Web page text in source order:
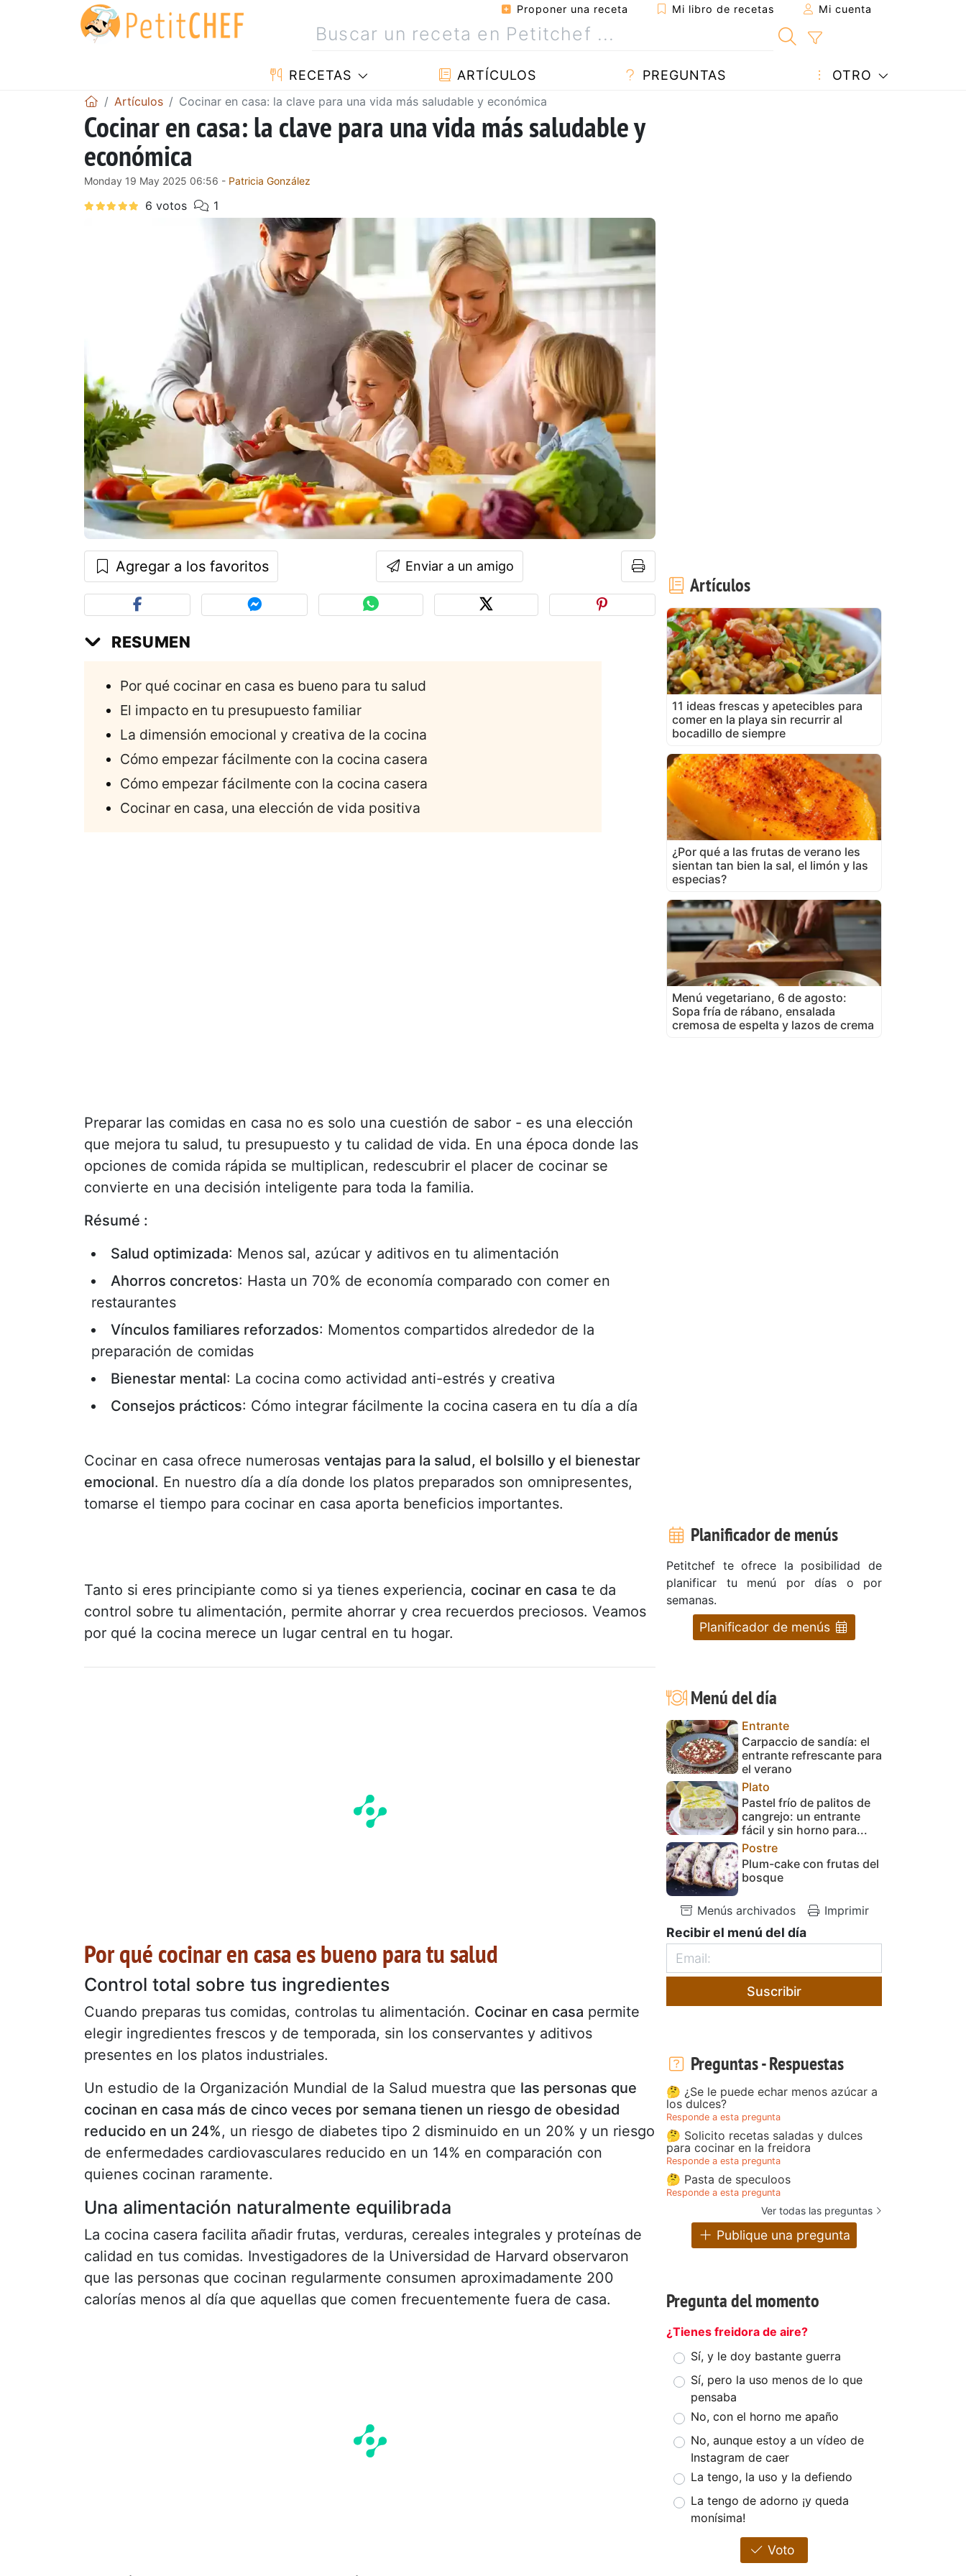
Proponer una receta Mi libro de recetas Mi cuenta
RECETAS ARTÍCULOS PREGUNTAS OTRO
Artículos Cocinar en casa: la clave para una vida más saludable y económica
Cocinar en casa: la clave para una vida más saludable y
económica
Monday 19 May 2025 06:56 - Patricia González
Agregar a los favoritos Enviar a un amigo
RESUMEN
Por qué cocinar en casa es bueno para tu salud
El impacto en tu presupuesto familiar
La dimensión emocional y creativa de la cocina
Cómo empezar fácilmente con la cocina casera
Cómo empezar fácilmente con la cocina casera
Cocinar en casa, una elección de vida positiva
Preparar las comidas en casa no es solo una cuestión de sabor - es una elección
que mejora tu salud, tu presupuesto y tu calidad de vida. En una época donde las
opciones de comida rápida se multiplican, redescubrir el placer de cocinar se
convierte en una decisión inteligente para toda la familia.
Résumé :
Salud optimizada: Menos sal, azúcar y aditivos en tu alimentación
Ahorros concretos: Hasta un 70% de economía comparado con comer en
restaurantes
Vínculos familiares reforzados: Momentos compartidos alrededor de la
preparación de comidas
Bienestar mental: La cocina como actividad anti-estrés y creativa
Consejos prácticos: Cómo integrar fácilmente la cocina casera en tu día a día
Cocinar en casa ofrece numerosas ventajas para la salud, el bolsillo y el bienestar
emocional. En nuestro día a día donde los platos preparados son omnipresentes,
tomarse el tiempo para cocinar en casa aporta beneficios importantes.
Tanto si eres principiante como si ya tienes experiencia, cocinar en casa te da
control sobre tu alimentación, permite ahorrar y crea recuerdos preciosos. Veamos
por qué la cocina merece un lugar central en tu hogar.
Por qué cocinar en casa es bueno para tu salud
Control total sobre tus ingredientes
Cuando preparas tus comidas, controlas tu alimentación. Cocinar en casa permite
elegir ingredientes frescos y de temporada, sin los conservantes y aditivos
presentes en los platos industriales.
Un estudio de la Organización Mundial de la Salud muestra que las personas que
cocinan en casa más de cinco veces por semana tienen un riesgo de obesidad
reducido en un 24%, un riesgo de diabetes tipo 2 disminuido en un 20% y un riesgo
de enfermedades cardiovasculares reducido en un 14% en comparación con
quienes cocinan raramente.
Una alimentación naturalmente equilibrada
La cocina casera facilita añadir frutas, verduras, cereales integrales y proteínas de
calidad en tus comidas. Investigadores de la Universidad de Harvard observaron
que las personas que cocinan regularmente consumen aproximadamente 200
calorías menos al día que aquellas que comen frecuentemente fuera de casa.
Artículos
11 ideas frescas y apetecibles para
comer en la playa sin recurrir al
bocadillo de siempre
¿Por qué a las frutas de verano les
sientan tan bien la sal, el limón y las
especias?
Menú vegetariano, 6 de agosto:
Sopa fría de rábano, ensalada
cremosa de espelta y lazos de crema
Planificador de menús
Petitchef te ofrece la posibilidad de
planificar tu menú por días o por
semanas.
Planificador de menús
Menú del día
Entrante
Carpaccio de sandía: el
entrante refrescante para
el verano
Plato
Pastel frío de palitos de
cangrejo: un entrante
fácil y sin horno para...
Postre
Plum-cake con frutas del
bosque
Menús archivados Imprimir
Recibir el menú del día
Suscribir
Preguntas - Respuestas
🤔 ¿Se le puede echar menos azúcar a
los dulces?
Responde a esta pregunta
🤔 Solicito recetas saladas y dulces
para cocinar en la freidora
Responde a esta pregunta
🤔 Pasta de speculoos
Responde a esta pregunta
Ver todas las preguntas
Publique una pregunta
Pregunta del momento
¿Tienes freidora de aire?
Sí, y le doy bastante guerra
Sí, pero la uso menos de lo que
pensaba
No, con el horno me apaño
No, aunque estoy a un vídeo de
Instagram de caer
La tengo, la uso y la defiendo
La tengo de adorno ¡y queda
monísima!
Voto